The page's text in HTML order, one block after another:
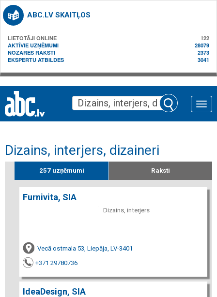
ABC.LV SKAITĻOS
LIETOTĀJI ONLINE
122
AKTĪVIE UZŅĒMUMI
28079
NOZARES RAKSTI
2373
EKSPERTU ATBILDES
3041
Toggle
Dizains, interjers, dizaineri
257 uzņēmumi Raksti
Furnivita, SIA
Dizains, interjers
Vecā ostmala 53, Liepāja, LV-3401
+371 29780736
IdeaDesign, SIA